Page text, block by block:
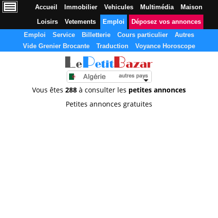
Accueil Immobilier Vehicules Multimédia
Maison
Loisirs
Vetements Emploi
Déposez vos annonces
Emploi
Service Billetterie Cours particulier
Autres
Vide Grenier Brocante
Traduction Voyance Horoscope
Vous êtes 288 à consulter les petites annonces
Petites annonces gratuites